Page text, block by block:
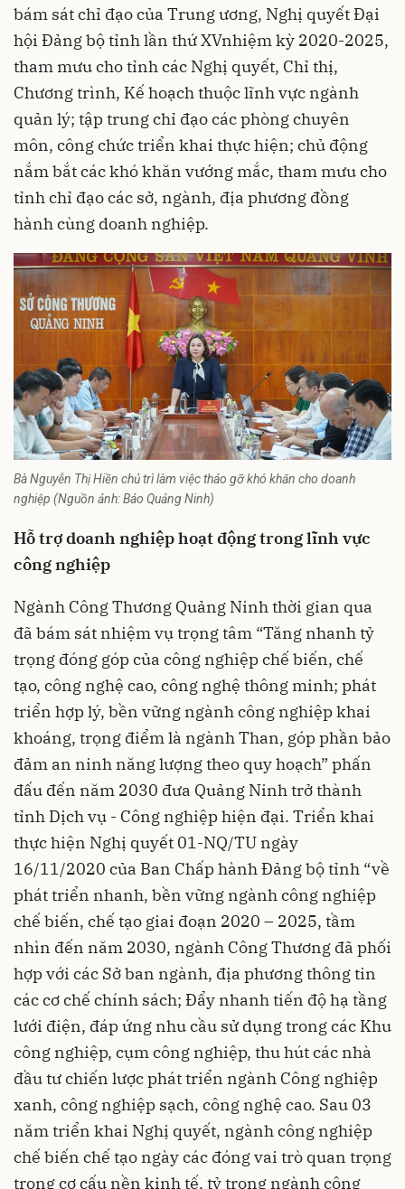
bám sát chỉ đạo của Trung ương, Nghị quyết Đại
hội Đảng bộ tỉnh lần thứ XVnhiệm kỳ 2020-2025,
tham mưu cho tỉnh các Nghị quyết, Chỉ thị,
Chương trình, Kế hoạch thuộc lĩnh vực ngành
quản lý; tập trung chỉ đạo các phòng chuyên
môn, công chức triển khai thực hiện; chủ động
nắm bắt các khó khăn vướng mắc, tham mưu cho
tỉnh chỉ đạo các sở, ngành, địa phương đồng
hành cùng doanh nghiệp.
Bà Nguyễn Thị Hiền chủ trì làm việc tháo gỡ khó khăn cho doanh
nghiệp (Nguồn ảnh: Báo Quảng Ninh)
Hỗ trợ doanh nghiệp hoạt động trong lĩnh vực
công nghiệp
Ngành Công Thương Quảng Ninh thời gian qua
đã bám sát nhiệm vụ trọng tâm “Tăng nhanh tỷ
trọng đóng góp của công nghiệp chế biến, chế
tạo, công nghệ cao, công nghệ thông minh; phát
triển hợp lý, bền vững ngành công nghiệp khai
khoáng, trọng điểm là ngành Than, góp phần bảo
đảm an ninh năng lượng theo quy hoạch” phấn
đấu đến năm 2030 đưa Quảng Ninh trở thành
tỉnh Dịch vụ - Công nghiệp hiện đại. Triển khai
thực hiện Nghị quyết 01-NQ/TU ngày
16/11/2020 của Ban Chấp hành Đảng bộ tỉnh “về
phát triển nhanh, bền vững ngành công nghiệp
chế biến, chế tạo giai đoạn 2020 – 2025, tầm
nhìn đến năm 2030, ngành Công Thương đã phối
hợp với các Sở ban ngành, địa phương thông tin
các cơ chế chính sách; Đẩy nhanh tiến độ hạ tầng
lưới điện, đáp ứng nhu cầu sử dụng trong các Khu
công nghiệp, cụm công nghiệp, thu hút các nhà
đầu tư chiến lược phát triển ngành Công nghiệp
xanh, công nghiệp sạch, công nghệ cao. Sau 03
năm triển khai Nghị quyết, ngành công nghiệp
chế biến chế tạo ngày các đóng vai trò quan trọng
trong cơ cấu nền kinh tế, tỷ trọng ngành công